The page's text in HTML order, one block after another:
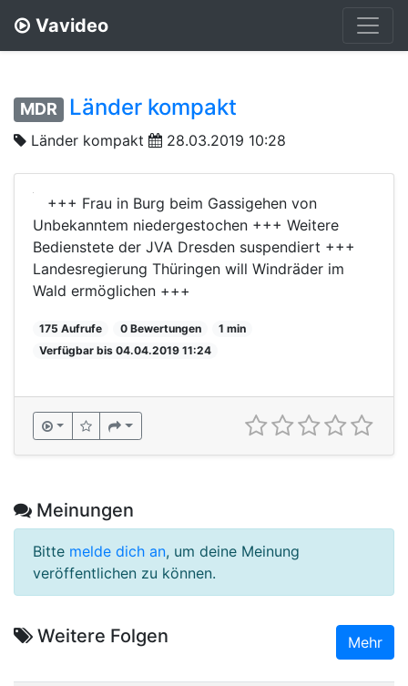
Vavideo
MDR Länder kompakt
Länder kompakt 28.03.2019 10:28
+++ Frau in Burg beim Gassigehen von
Unbekanntem niedergestochen +++ Weitere
Bedienstete der JVA Dresden suspendiert +++
Landesregierung Thüringen will Windräder im
Wald ermöglichen +++
175 Aufrufe 0 Bewertungen
1 min
Verfügbar bis 04.04.2019 11:24
Meinungen
Bitte melde dich an, um deine Meinung
veröffentlichen zu können.
Weitere Folgen Mehr